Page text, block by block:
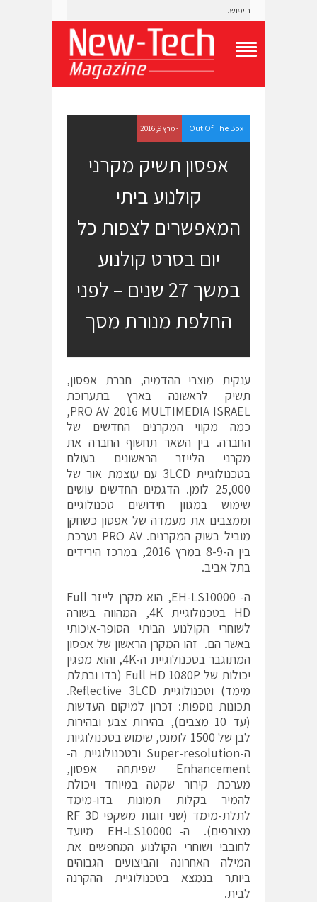
g
l
e
N
Out Of The Box - מרץ 9, 2016
אפסון תשיק מקרני
קולנוע ביתי
המאפשרים לצפות כל
יום בסרט קולנוע
במשך 27 שנים – לפני
החלפת מנורת מסך
ענקית מוצרי ההדמיה, חברת אפסון,
תשיק לראשונה בארץ בתערוכת
PRO AV 2016 MULTIMEDIA ISRAEL,
כמה מקווי המקרנים החדשים של
החברה. בין השאר תחשוף החברה את
מקרני הלייזר הראשונים בעולם
בטכנולוגיית 3LCD עם עוצמת אור של
25,000 לומן. הדגמים החדשים עושים
שימוש במגוון חידושים טכנולוגיים
וממצבים את מעמדה של אפסון כשחקן
מוביל בשוק המקרנים. PRO AV נערכת
בין ה-8-9 במרץ 2016, במרכז הירידים
בתל אביב.
ה- EH-LS10000, הוא מקרן לייזר Full
HD בטכנולוגיית 4K, המהווה בשורה
לשוחרי הקולנוע הביתי הסופר-איכותי
באשר הם. זהו המקרן הראשון של אפסון
המתוגבר בטכנולוגיית ה-4K, והוא מפגין
יכולות של Full HD 1080P (בדו ובתלת
מימד) וטכנולוגיית Reflective 3LCD.
תכונות נוספות: זכרון למיקום העדשות
(עד 10 מצבים), בהירות צבע ובהירות
לבן של 1500 לומנס, שימוש בטכנולוגיות
ה-Super-resolution ובטכנולוגיית ה-
Enhancement שפיתחה אפסון,
מערכת קירור שקטה במיוחד ויכולת
להמיר בקלות תמונות בדו-מימד
לתלת-מימד (שני זוגות משקפי RF 3D
מצורפים). ה- EH-LS10000 מיועד
לחובבי ושוחרי הקולנוע המחפשים את
המילה האחרונה והביצועים הגבוהים
ביותר בנמצא בטכנולוגיית ההקרנה
לבית.